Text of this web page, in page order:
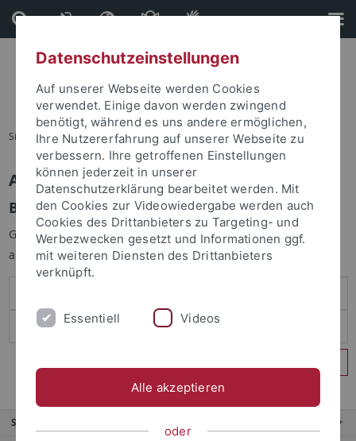
Direkt
zum
Inhalt
Direkt
zur
Fußleiste
Sie sind hier: Startseite
Anmelden
Benutzeranmeldung
Geben Sie Ihren Benutzernamen und Ihr Passwort an um sich
anzumelden:
Service
Datenschutzeinstellungen
Auf unserer Webseite werden Cookies
verwendet. Einige davon werden zwingend
benötigt, während es uns andere ermöglichen,
Ihre Nutzererfahrung auf unserer Webseite zu
verbessern. Ihre getroffenen Einstellungen
können jederzeit in unserer
Datenschutzerklärung bearbeitet werden. Mit
den Cookies zur Videowiedergabe werden auch
Cookies des Drittanbieters zu Targeting- und
Werbezwecken gesetzt und Informationen ggf.
mit weiteren Diensten des Drittanbieters
verknüpft.
Essentiell Videos
Alle akzeptieren
oder